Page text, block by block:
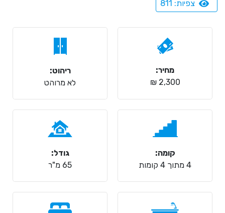
צפיות: 811
מחיר:
2,300 ₪
ריהוט:
לא מרוהט
קומה:
4 מתוך 4 קומות
גודל:
65 מ"ר